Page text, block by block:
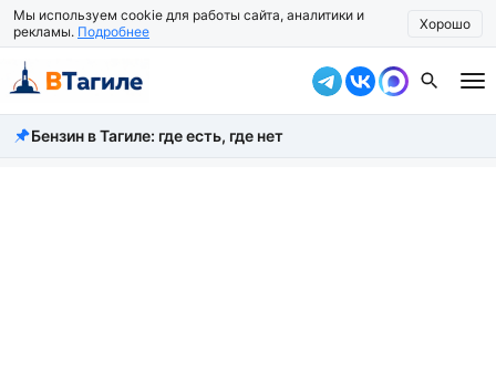
Мы используем cookie для работы сайта, аналитики и
рекламы. Подробнее Хорошо
Все новости
Бензин в Тагиле: где есть, где нет